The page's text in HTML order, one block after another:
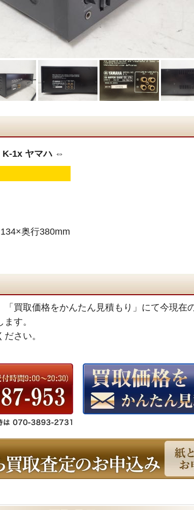
K-1x ヤマハ ⇔
奥行380mm
「買取価格をかんたん見積もり」にて今現在
す。
さい。